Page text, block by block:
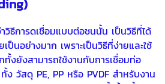
าวิธีการดเชื่อมแบบต่อชนนั้น เป็นวิธีที่ได้
ป็นอย่างมาก เพราะเป็นวิธีที่ง่ายและใช้
งยังสามารถใช้งานกับการเชื่อมท่อ
ง วัสดุ PE, PP หรือ PVDF สำหรับงาน